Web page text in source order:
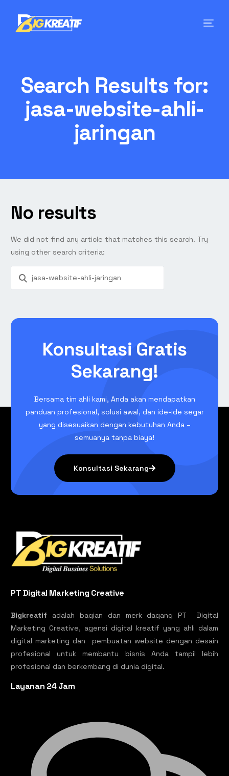
Search Results for:
jasa-website-ahli-
jaringan
No results
We did not find any article that matches this search. Try
using other search criteria:
Konsultasi Gratis
Sekarang!
Bersama tim ahli kami, Anda akan mendapatkan
panduan profesional, solusi awal, dan ide-ide segar
yang disesuaikan dengan kebutuhan Anda –
semuanya tanpa biaya!
Konsultasi Sekarang
PT Digital Marketing Creative
Bigkreatif adalah bagian dan merk dagang PT Digital
Marketing Creative, agensi digital kreatif yang ahli dalam
digital marketing dan pembuatan website dengan desain
profesional untuk membantu bisnis Anda tampil lebih
profesional dan berkembang di dunia digital.
Layanan 24 Jam